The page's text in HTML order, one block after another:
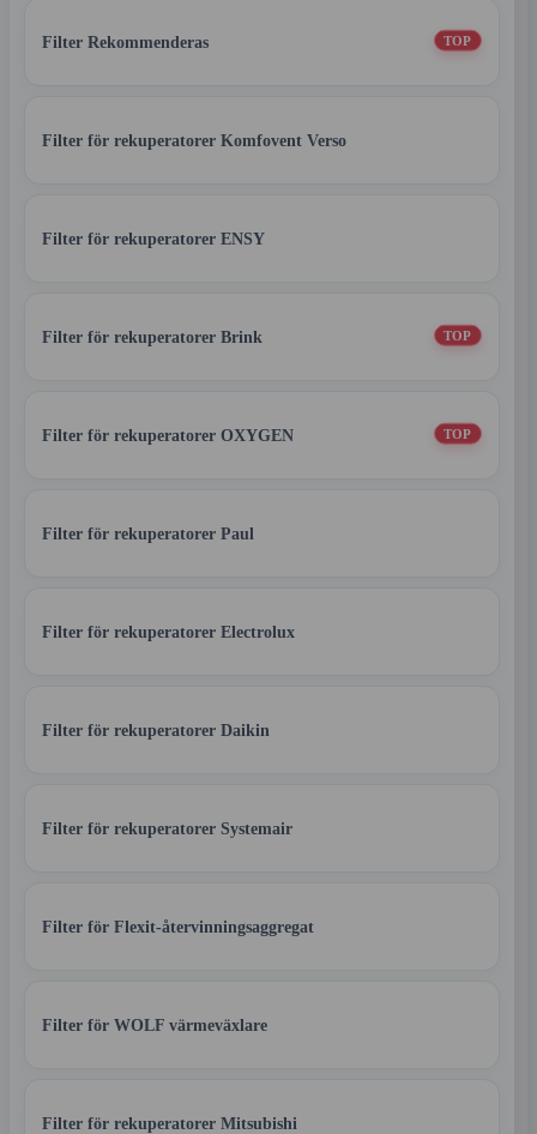
Filter Rekommenderas TOP
Filter för rekuperatorer Komfovent Verso
Filter för rekuperatorer ENSY
Filter för rekuperatorer Brink TOP
Filter för rekuperatorer OXYGEN TOP
Filter för rekuperatorer Paul
Filter för rekuperatorer Electrolux
Filter för rekuperatorer Daikin
Filter för rekuperatorer Systemair
Filter för Flexit-återvinningsaggregat
Filter för WOLF värmeväxlare
Filter för rekuperatorer Mitsubishi